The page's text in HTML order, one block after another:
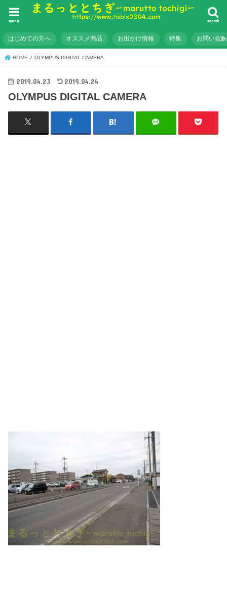
search
menu
はじめての方へ オススメ商品 お出かけ情報 特集 お問い合
HOME OLYMPUS DIGITAL CAMERA
2019.04.23 2019.04.24
OLYMPUS DIGITAL CAMERA